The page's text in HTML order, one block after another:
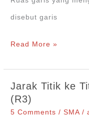
disebut garis
Jarak
Garis
pada
Read More »
Jarak Titik ke
(R3)
5 Comments /SMA/